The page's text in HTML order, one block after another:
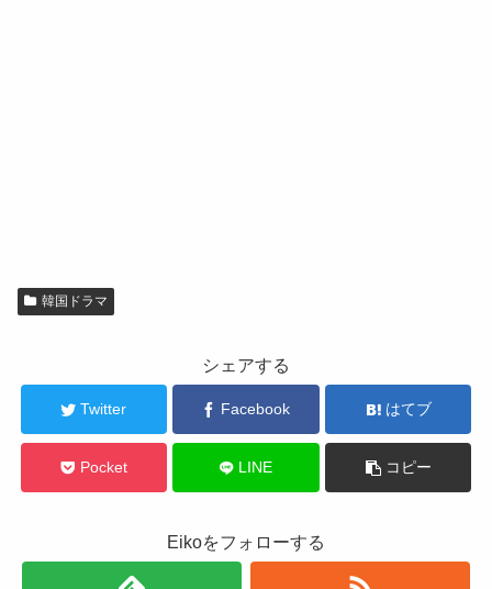
韓国ドラマ
シェアする
Twitter Facebook はてブ
Pocket LINE コピー
Eikoをフォローする